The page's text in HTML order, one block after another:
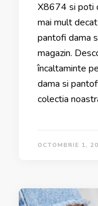
X8674 si poti
mai mult
pantofi dama
magazin.
încaltaminte
dama si
colectia
OCTOMBRIE 1,